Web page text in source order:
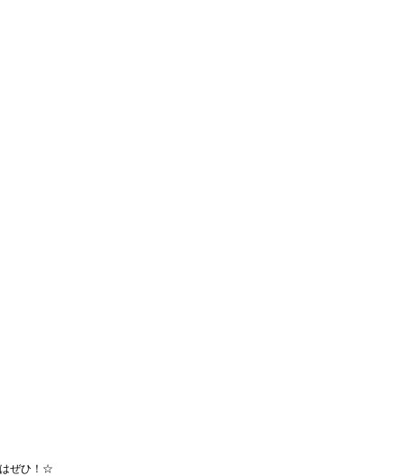
ぜひ！☆